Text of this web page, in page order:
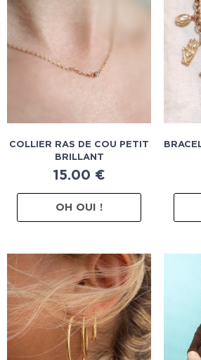
COLLIER RAS DE COU PETIT
BRILLANT
15.00 €
OH OUI !